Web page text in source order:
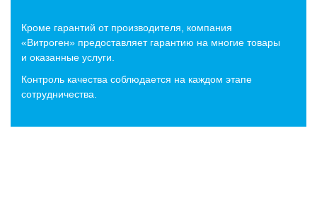
Кроме гарантий от производителя, компания
«Витроген» предоставляет гарантию на многие товары
и оказанные услуги.
Контроль качества соблюдается на каждом этапе
сотрудничества.